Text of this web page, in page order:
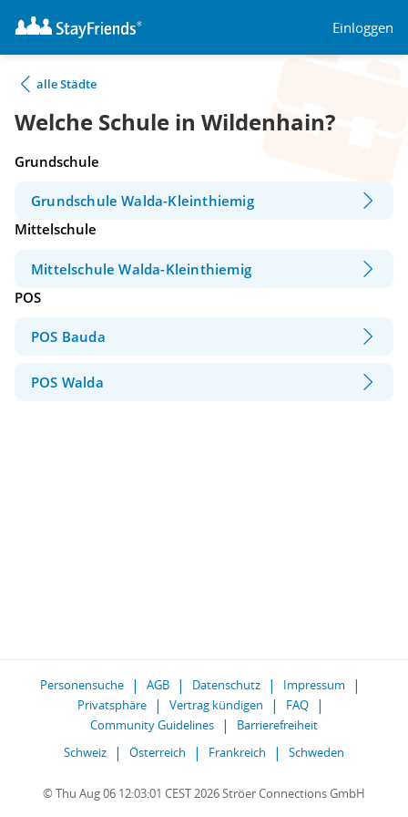
Einloggen
alle Städte
Welche Schule in Wildenhain?
Grundschule
Grundschule Walda-Kleinthiemig
Mittelschule
Mittelschule Walda-Kleinthiemig
POS
POS Bauda
POS Walda
Personensuche AGB Datenschutz
Impressum
Privatsphäre
Vertrag kündigen
FAQ
Community Guidelines
Barrierefreiheit
Schweiz
Österreich Frankreich Schweden
© Thu Aug 06 12:03:01 CEST 2026 Ströer Connections GmbH